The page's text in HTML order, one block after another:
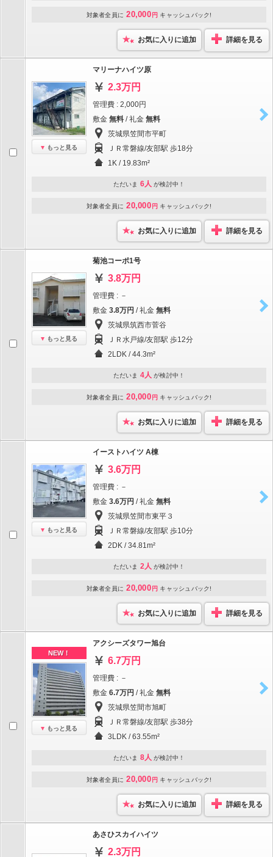
対象者全員に 20,000 円 キャッシュバック!
お気に入りに追加 詳細を見る
もっと見る
マリーナハイツ原
2.3万円
管理費 : 2,000円
敷金 無料 / 礼金 無料
茨城県笠間市平町
ＪＲ常磐線/友部駅 歩18分
1K / 19.83m²
ただいま 6人 が検討中！
対象者全員に 20,000 円 キャッシュバック!
お気に入りに追加 詳細を見る
もっと見る
菊池コーポ1号
3.8万円
管理費 : －
敷金 3.8万円 / 礼金 無料
茨城県筑西市菅谷
ＪＲ水戸線/友部駅 歩12分
2LDK / 44.3m²
ただいま 4人 が検討中！
対象者全員に 20,000 円 キャッシュバック!
お気に入りに追加 詳細を見る
もっと見る
イーストハイツ A棟
3.6万円
管理費 : －
敷金 3.6万円 / 礼金 無料
茨城県笠間市東平３
ＪＲ常磐線/友部駅 歩10分
2DK / 34.81m²
ただいま 2人 が検討中！
対象者全員に 20,000 円 キャッシュバック!
お気に入りに追加 詳細を見る
NEW！
もっと見る
アクシーズタワー旭台
6.7万円
管理費 : －
敷金 6.7万円 / 礼金 無料
茨城県笠間市旭町
ＪＲ常磐線/友部駅 歩38分
3LDK / 63.55m²
ただいま 8人 が検討中！
対象者全員に 20,000 円 キャッシュバック!
お気に入りに追加 詳細を見る
あさひスカイハイツ
2.3万円